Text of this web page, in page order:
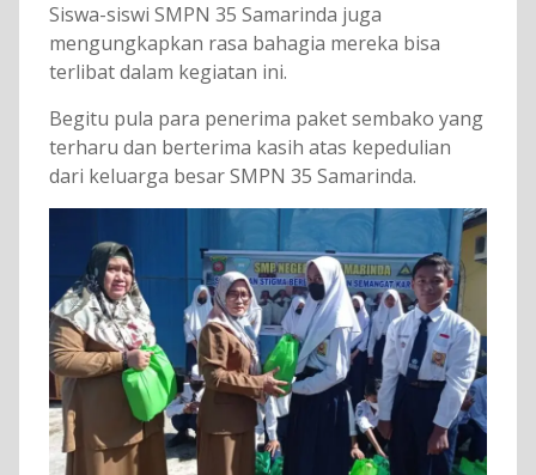
Siswa-siswi SMPN 35 Samarinda juga
mengungkapkan rasa bahagia mereka bisa
terlibat dalam kegiatan ini.
Begitu pula para penerima paket sembako yang
terharu dan berterima kasih atas kepedulian
dari keluarga besar SMPN 35 Samarinda.